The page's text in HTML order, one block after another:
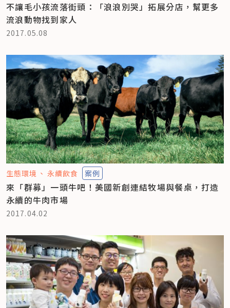
不讓毛小孩流落街頭：「浪浪別哭」拓展分店，幫更多
流浪動物找到家人
2017.05.08
生態環境 永續飲食 案例
來「群募」一頭牛吧！美國新創連結牧場與餐桌，打造
永續的牛肉市場
2017.04.02